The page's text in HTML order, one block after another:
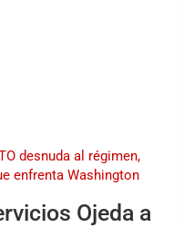
desnuda al régimen,
enfrenta Washington
Ojeda a